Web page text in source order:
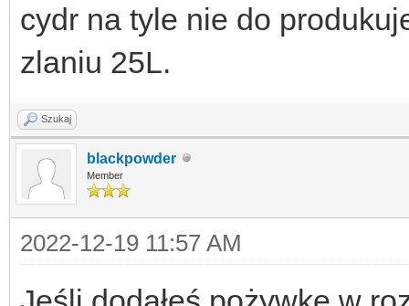
cydr na tyle nie do
zlaniu 25L.
Szukaj
blackpowder
Member
2022-12-19 11:57 AM